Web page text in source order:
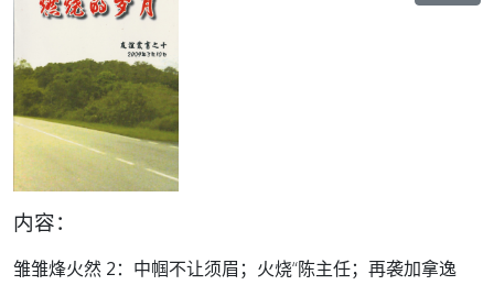
内容：
雏雏烽火然 2： 中帼不让须眉；火烧“陈主任；再袭加拿逸